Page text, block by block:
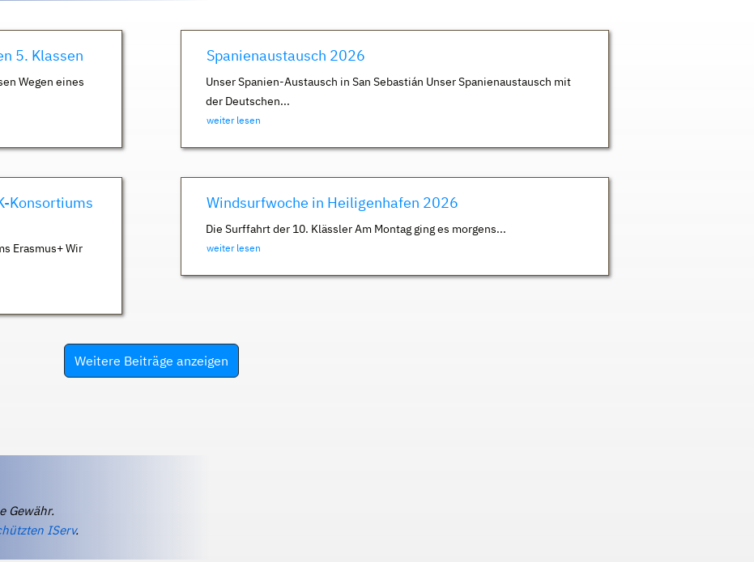
5. Klassen
Wegen eines
Spanienaustausch 2026
Unser Spanien-Austausch in San Sebastián Unser Spanienaustausch mit
der Deutschen...
weiter lesen
Konsortiums
Erasmus+ Wir
Windsurfwoche in Heiligenhafen 2026
Die Surffahrt der 10. Klässler Am Montag ging es morgens...
weiter lesen
Weitere Beiträge anzeigen
Gewähr.
IServ.